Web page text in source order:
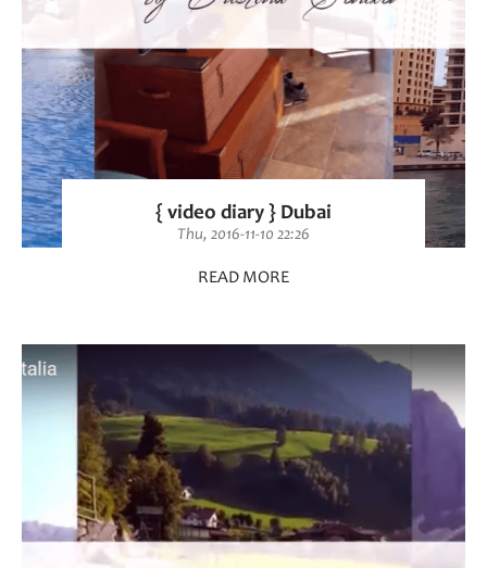
{ video diary } Dubai
Thu, 2016-11-10 22:26
READ MORE